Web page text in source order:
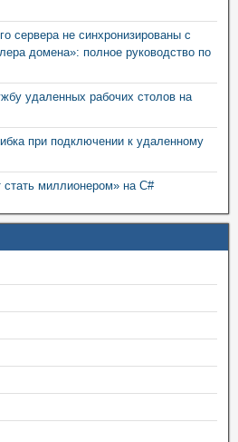
сервера не синхронизированы с
домена»: полное руководство по
удаленных рабочих столов на
при подключении к удаленному
стать миллионером» на C#